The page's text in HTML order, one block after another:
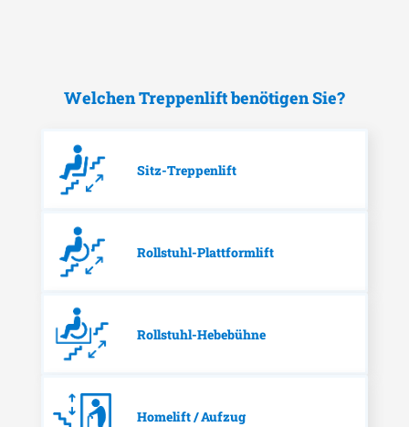
Welchen Treppenlift benötigen Sie?
Sitz-Treppenlift
Rollstuhl-Plattformlift
Rollstuhl-Hebebühne
Homelift / Aufzug